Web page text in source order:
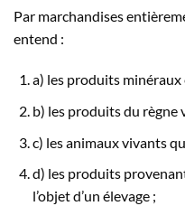
Par marchandises
entend :
a) les produits
b) les produits du règne
c) les animaux vivants
d) les produits
l’objet d’un élevage ;